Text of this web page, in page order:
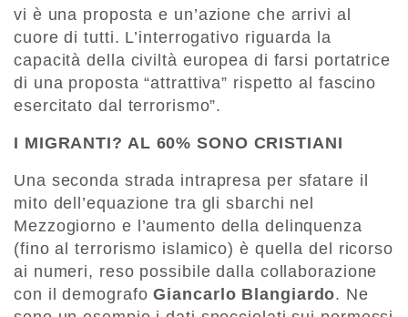
vi è una proposta e un’azione che arrivi al
cuore di tutti. L’interrogativo riguarda la
capacità della civiltà europea di farsi portatrice
di una proposta “attrattiva” rispetto al fascino
esercitato dal terrorismo”.
I MIGRANTI? AL 60% SONO CRISTIANI
Una seconda strada intrapresa per sfatare il
mito dell’equazione tra gli sbarchi nel
Mezzogiorno e l’aumento della delinquenza
(fino al terrorismo islamico) è quella del ricorso
ai numeri, reso possibile dalla collaborazione
con il demografoGiancarlo Blangiardo. Ne